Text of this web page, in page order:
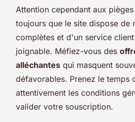
Attention cependant aux
toujours que le site dispose de
complètes et d'un service
joignable. Méfiez-vous des
alléchantes qui masquent
défavorables. Prenez le temps
attentivement les conditions
valider votre souscription.